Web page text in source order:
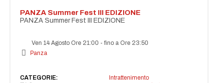
PANZA Summer Fest III EDIZIONE
PANZA Summer Fest III EDIZIONE
Ven 14 Agosto Ore 21:00 -fino a Ore 23:50
Panza
CATEGORIE:
Intrattenimento